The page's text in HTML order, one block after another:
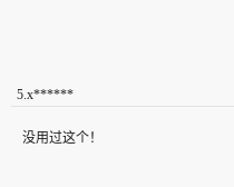
5 x******
没用过这个！